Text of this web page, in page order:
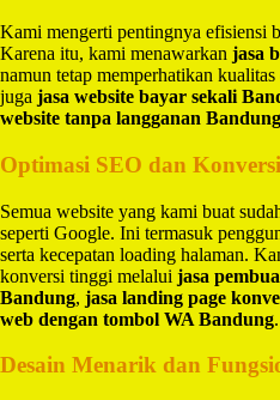
Kami mengerti pentingnya efisiensi
Karena itu, kami menawarkan jasa
namun tetap memperhatikan
juga jasa website bayar sekali
website tanpa langganan Bandung
Optimasi SEO dan
Semua website yang kami buat
seperti Google. Ini termasuk
serta kecepatan loading halaman.
konversi tinggi melalui jasa
Bandung, jasa landing page
web dengan tombol WA Bandung.
Desain Menarik dan